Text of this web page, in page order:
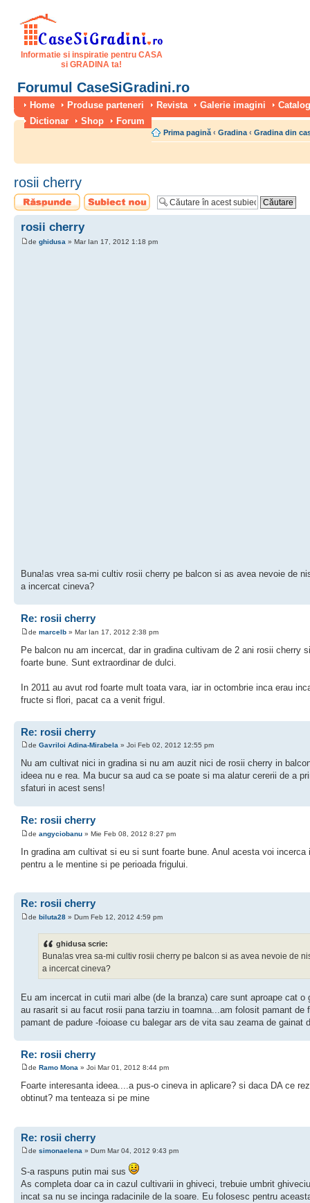
Informatie si inspiratie pentru CASA
si GRADINA ta!
Forumul CaseSiGradini.ro
Home Produse parteneri Revista Galerie imagini
Dictionar
Shop Forum
Prima pagină ‹ Gradina ‹ Gradina din
rosii cherry
Scrie un răspuns
Scrie un subiect
nou
rosii cherry
de ghidusa » Mar Ian 17, 2012 1:18 pm
Buna!as vrea sa-mi cultiv rosii cherry pe balcon si as avea nevoie de
a incercat cineva?
Re: rosii cherry
de marcelb » Mar Ian 17, 2012 2:38 pm
Pe balcon nu am incercat, dar in gradina cultivam de 2 ani rosii cherry
foarte bune. Sunt extraordinar de dulci.
In 2011 au avut rod foarte mult toata vara, iar in octombrie inca erau
fructe si flori, pacat ca a venit frigul.
Re: rosii cherry
de Gavriloi Adina-Mirabela » Joi Feb 02, 2012 12:55 pm
Nu am cultivat nici in gradina si nu am auzit nici de rosii cherry in
ideea nu e rea. Ma bucur sa aud ca se poate si ma alatur cererii de a
sfaturi in acest sens!
Re: rosii cherry
de angyciobanu » Mie Feb 08, 2012 8:27 pm
In gradina am cultivat si eu si sunt foarte bune. Anul acesta voi incerca
pentru a le mentine si pe perioada frigului.
Re: rosii cherry
de biluta28 » Dum Feb 12, 2012 4:59 pm
ghidusa scrie:
Buna!as vrea sa-mi cultiv rosii cherry pe balcon si as avea nevoie de
a incercat cineva?
Eu am incercat in cutii mari albe (de la branza) care sunt aproape cat o
au rasarit si au facut rosii pana tarziu in toamna...am folosit pamant de
pamant de padure -foioase cu balegar ars de vita sau zeama de gainat
Re: rosii cherry
de Ramo Mona » Joi Mar 01, 2012 8:44 pm
Foarte interesanta ideea....a pus-o cineva in aplicare? si daca DA ce
obtinut? ma tenteaza si pe mine
Re: rosii cherry
de simonaelena » Dum Mar 04, 2012 9:43 pm
S-a raspuns putin mai sus
As completa doar ca in cazul cultivarii in ghiveci, trebuie umbrit
incat sa nu se incinga radacinile de la soare. Eu folosesc pentru